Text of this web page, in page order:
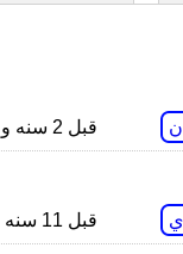
قبل 2 سنه و 11 شهر
قبل 11 سنه و 7 شهر